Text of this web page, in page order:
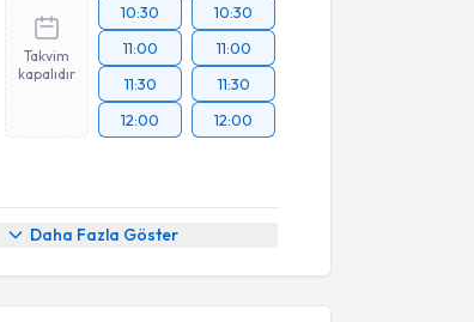
Takvim
kapalıdır
10:30
11:00
11:30
12:00
10:30
11:00
11:30
12:00
Daha Fazla Göster